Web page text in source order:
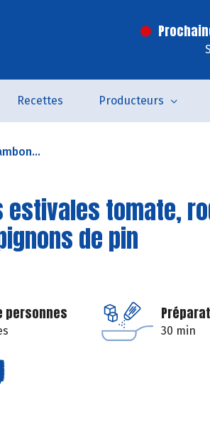
Recettes Producteurs
estivales tomate,
de pin
personnes
30 min